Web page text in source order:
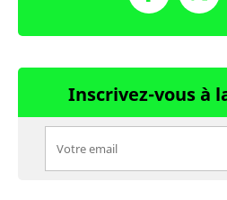
Inscrivez-vous à